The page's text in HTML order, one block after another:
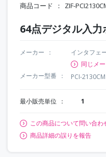
商品コード ZIF-
64点デジタル入
メーカー
インタフェ
同じメ
メーカー型番
PCI-2130CM
最小販売単位 1
この商品について問い合わ
商品詳細の誤りを報告